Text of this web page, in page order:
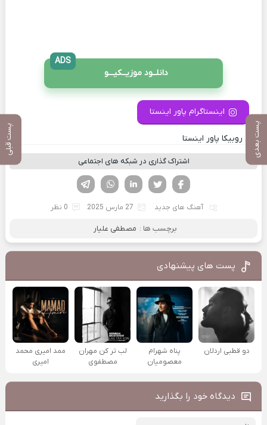
پست بعدی پست قبلی
دانلــود موزیــکیـــو
ADS
اینستاگرام پاور اینستا
کانال روبیکا پاور اینستا
اشتراک گذاری در شبکه های اجتماعی
لینکدین تویتر
فیسوک
آهنگ های جدید 27 مارس 2025 0 نظر
برچسب ها : مصطفی علیار
پست های پیشنهادی
دو قطبی اردلان
پناه شهرام
معصومیان
لب تر کن مهران
مصطفوی
ممد امیری محمد
امیری
دیدگاه خود را بگذارید